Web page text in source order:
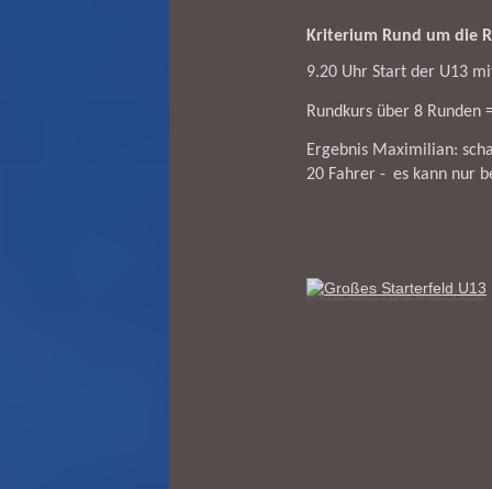
Kriterium Rund um die
9.20 Uhr Start der U13
Rundkurs über 8 Runden
Ergebnis Maximilian:
20 Fahrer - es kann nur